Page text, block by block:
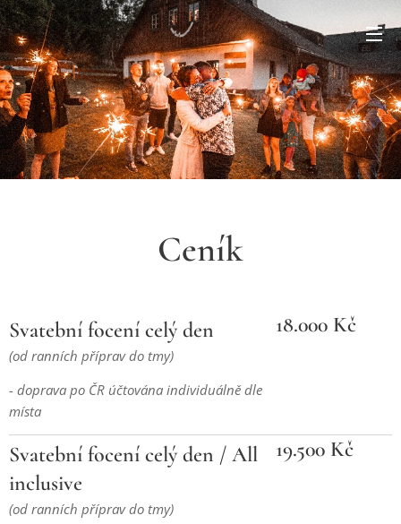
Ceník
Svatební focení celý den
(od ranních příprav do tmy)
- doprava po ČR účtována individuálně dle
místa
18.000 Kč
Svatební focení celý den / All
inclusive
(od ranních příprav do tmy)
19.500 Kč